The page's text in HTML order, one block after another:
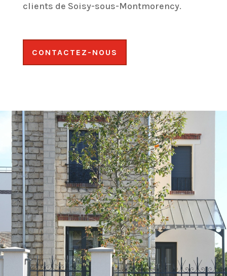
clients de Soisy-sous-Montmorency.
CONTACTEZ-NOUS